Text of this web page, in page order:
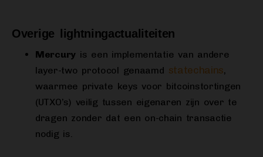
Overige lightningactualiteiten
Mercuryis een implementatie van andere
layer-two protocol genaamd statechains,
waarmee private keys voor bitcoinstortingen
(UTXO’s) veilig tussen eigenaren zijn over te
dragen zonder dat een on-chain transactie
nodig is.